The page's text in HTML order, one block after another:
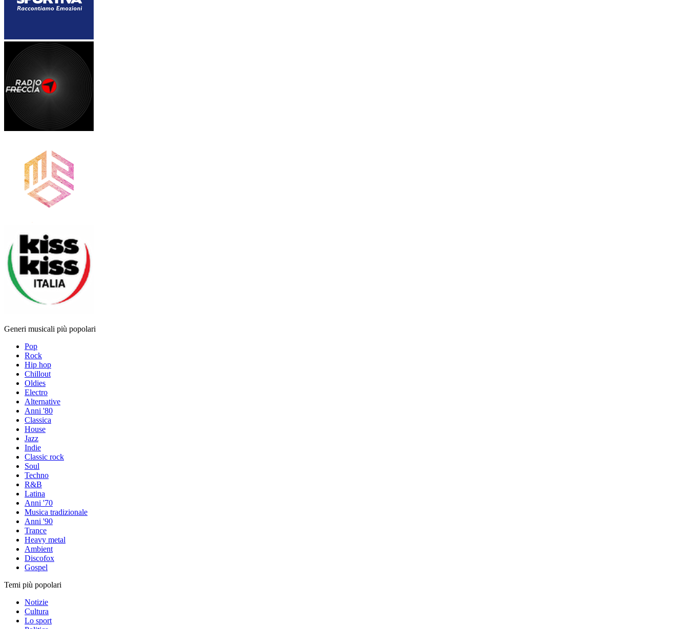
Generi musicali più popolari
Pop
Rock
Hip hop
Chillout
Oldies
Electro
Alternative
Anni '80
Classica
House
Jazz
Indie
Classic rock
Soul
Techno
R&B
Latina
Anni '70
Musica tradizionale
Anni '90
Trance
Heavy metal
Ambient
Discofox
Gospel
Temi più popolari
Notizie
Cultura
Lo sport